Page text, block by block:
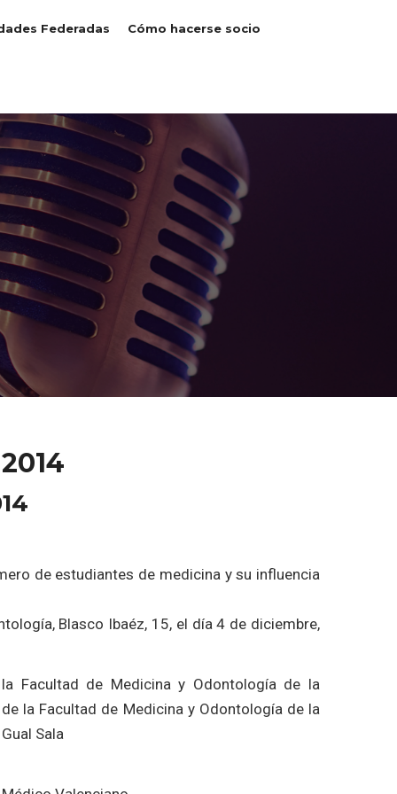
Federadas Cómo hacerse socio
de estudiantes de medicina y su influencia
Blasco Ibaéz, 15, el día 4 de diciembre,
Facultad de Medicina y Odontología de la
la Facultad de Medicina y Odontología de la
Sala